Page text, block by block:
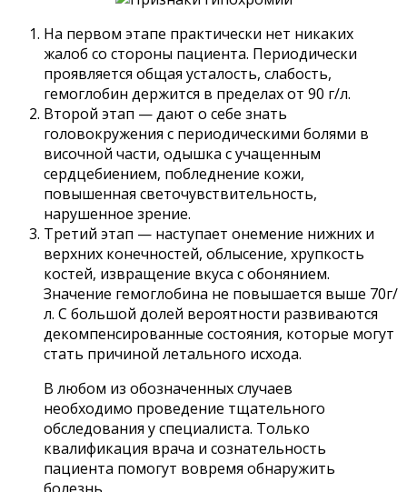
На первом этапе практически нет никаких
жалоб со стороны пациента. Периодически
проявляется общая усталость, слабость,
гемоглобин держится в пределах от 90 г/л.
Второй этап — дают о себе знать
головокружения с периодическими болями в
височной части, одышка с учащенным
сердцебиением, побледнение кожи,
повышенная светочувствительность,
нарушенное зрение.
Третий этап — наступает онемение нижних и
верхних конечностей, облысение, хрупкость
костей, извращение вкуса с обонянием.
Значение гемоглобина не повышается выше 70г/
л. С большой долей вероятности развиваются
декомпенсированные состояния, которые могут
стать причиной летального исхода.
В любом из обозначенных случаев
необходимо проведение тщательного
обследования у специалиста. Только
квалификация врача и сознательность
пациента помогут вовремя обнаружить